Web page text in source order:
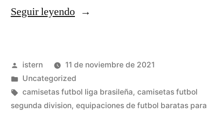
Seguir leyendo«China
Rojo
De
La
Publicado
por
istern
11 de noviembre de 2021
Publicado
en
Uncategorized
Etiquetas:
camisetas futbol liga brasileña, camisetas futbol
segunda division, equipaciones de futbol baratas para